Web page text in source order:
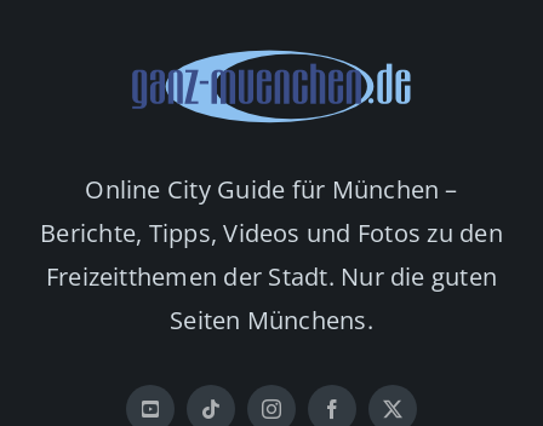
Online City Guide für München –
Berichte, Tipps, Videos und Fotos zu den
Freizeitthemen der Stadt. Nur die guten
Seiten Münchens.